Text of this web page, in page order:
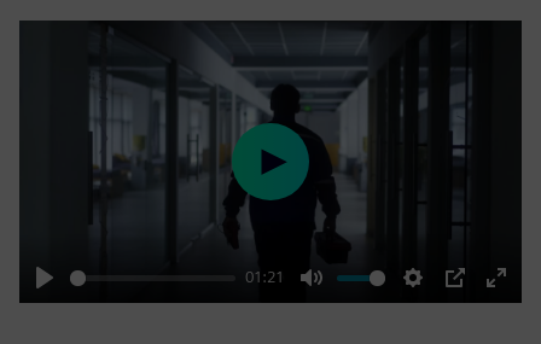
Play
01:21
Mute Settings
PIP
Enter
Play